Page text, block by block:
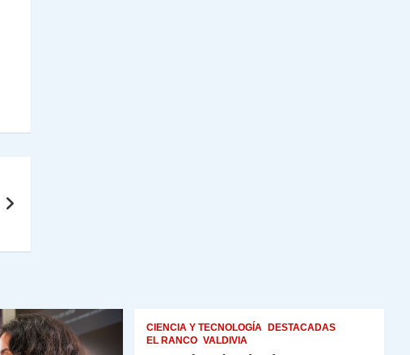
CIENCIA Y TECNOLOGÍA
DESTACADAS
EL RANCO VALDIVIA